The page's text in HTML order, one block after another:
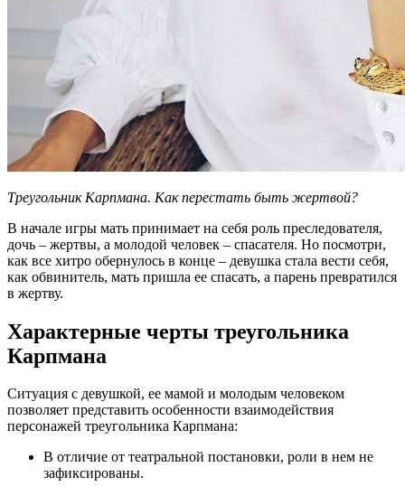
Треугольник Карпмана. Как перестать быть жертвой?
В начале игры мать принимает на себя роль преследователя,
дочь – жертвы, а молодой человек – спасателя. Но посмотри,
как все хитро обернулось в конце – девушка стала вести себя,
как обвинитель, мать пришла ее спасать, а парень превратился
в жертву.
Характерные черты треугольника
Карпмана
Ситуация с девушкой, ее мамой и молодым человеком
позволяет представить особенности взаимодействия
персонажей треугольника Карпмана:
В отличие от театральной постановки, роли в нем не
зафиксированы.